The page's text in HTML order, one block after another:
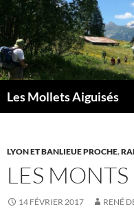
Aller
au
contenu
Les Mollets Aiguisés
LYON ET BANLIEUE PROCHE,
LES MONTS
14 FÉVRIER 2017 RENÉ